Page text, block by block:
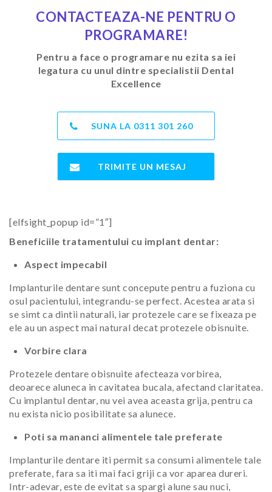
CONTACTEAZA-NE PENTRU O
PROGRAMARE!
Pentru a face o programare nu ezita sa iei
legatura cu unul dintre specialistii Dental
Excellence
SUNA LA 0311 301 260
TRIMITE UN MESAJ
[elfsight_popup id=”1″]
Beneficiile tratamentului cu implant dentar:
Aspect impecabil
Implanturile dentare sunt concepute pentru a fuziona cu
osul pacientului, integrandu-se perfect. Acestea arata si
se simt ca dintii naturali, iar protezele care se fixeaza pe
ele au un aspect mai natural decat protezele obisnuite.
Vorbire clara
Protezele dentare obisnuite afecteaza vorbirea,
deoarece aluneca in cavitatea bucala, afectand claritatea.
Cu implantul dentar, nu vei avea aceasta grija, pentru ca
nu exista nicio posibilitate sa alunece.
Poti sa mananci alimentele tale preferate
Implanturile dentare iti permit sa consumi alimentele tale
preferate, fara sa iti mai faci griji ca vor aparea dureri.
Intr-adevar, este de evitat sa spargi alune sau nuci,